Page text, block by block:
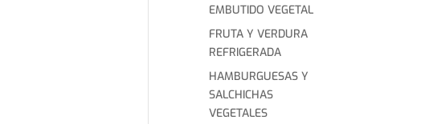
EMBUTIDO VEGETAL
FRUTA Y VERDURA
REFRIGERADA
HAMBURGUESAS Y
SALCHICHAS
VEGETALES